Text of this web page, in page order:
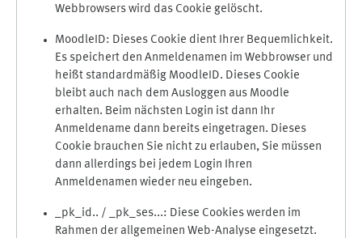
Webbrowsers wird das Cookie gelöscht.
MoodleID: Dieses Cookie dient Ihrer Bequemlichkeit.
Es speichert den Anmeldenamen im Webbrowser und
heißt standardmäßig MoodleID. Dieses Cookie
bleibt auch nach dem Ausloggen aus Moodle
erhalten. Beim nächsten Login ist dann Ihr
Anmeldename dann bereits eingetragen. Dieses
Cookie brauchen Sie nicht zu erlauben, Sie müssen
dann allerdings bei jedem Login Ihren
Anmeldenamen wieder neu eingeben.
_pk_id.. / _pk_ses...: Diese Cookies werden im
Rahmen der allgemeinen Web-Analyse eingesetzt.